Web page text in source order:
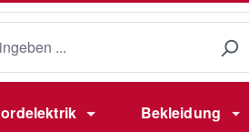
Bekleidung